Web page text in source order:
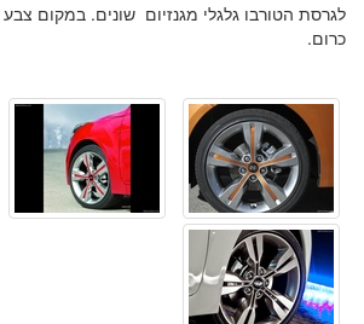
לגרסת הטורבו גלגלי מגנזיום שונים. במקום
כרום.